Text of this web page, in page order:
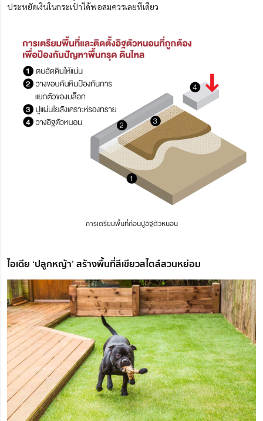
ประหยัดเงินในกระเป๋าได้พอสมควรเลยทีเดียว
การเตรียมพื้นที่ก่อนปูอิฐตัวหนอน
ไอเดีย ‘ปลูกหญ้า’ สร้างพื้นที่สีเขียวสไตล์สวนหย่อม